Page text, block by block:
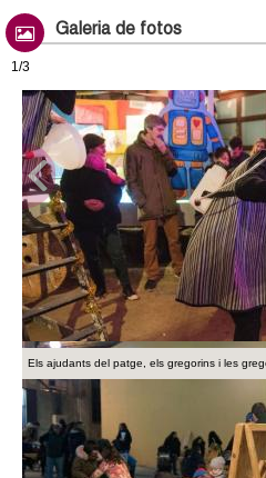
Galeria de fotos
1/3
Els ajudants del patge, els gregorins i les